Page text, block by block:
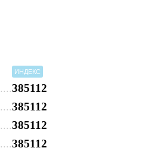
ИНДЕКС
385112
385112
385112
385112